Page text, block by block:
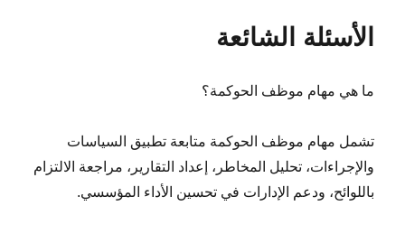
الأسئلة الشائعة
ما هي مهام موظف الحوكمة؟
تشمل مهام موظف الحوكمة متابعة تطبيق السياسات
والإجراءات، تحليل المخاطر، إعداد التقارير، مراجعة الالتزام
باللوائح، ودعم الإدارات في تحسين الأداء المؤسسي.